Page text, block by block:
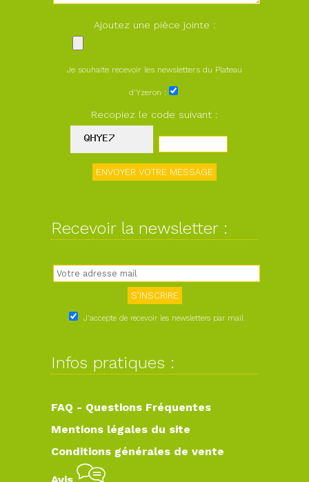
Ajoutez une pièce jointe :
Je souhaite recevoir les newsletters du Plateau
d'Yzeron :
Recopiez le code suivant :
Recevoir la newsletter :
J'accepte de recevoir les newsletters par mail
Infos pratiques :
FAQ - Questions Fréquentes
Mentions légales du site
Conditions générales de vente